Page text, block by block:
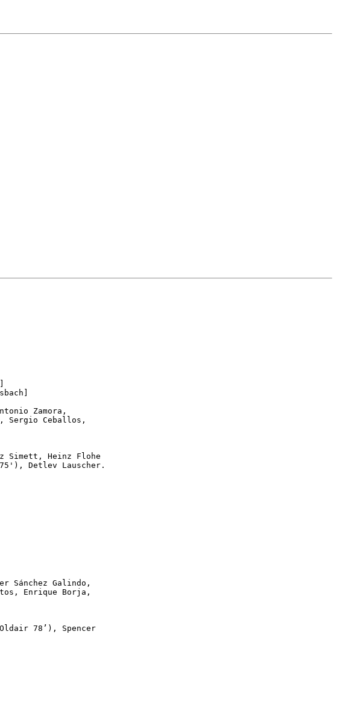
Zamora,
Sergio Ceballos,
Simett, Heinz Flohe
Detlev Lauscher.
Sánchez Galindo,
Enrique Borja,
78’), Spencer